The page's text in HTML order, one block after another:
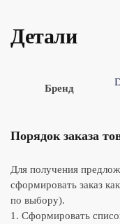
Детали
Бренд
Порядок заказа
Для получения
сформировать заказ
по выбору).
1. Сформировать